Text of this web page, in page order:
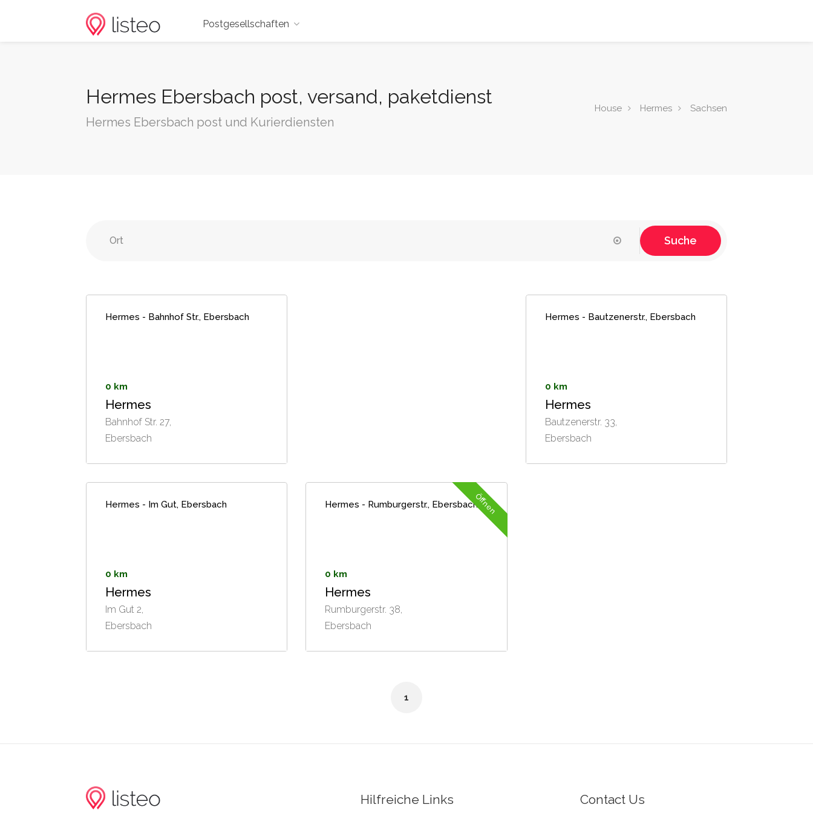
Postgesellschaften
Hermes Ebersbach post, versand, paketdienst
Hermes Ebersbach post und Kurierdiensten
House Hermes Sachsen
Suche
Hermes - Bahnhof Str., Ebersbach
0 km
Hermes
Bahnhof Str. 27,
Ebersbach
Hermes - Bautzenerstr., Ebersbach
0 km
Hermes
Bautzenerstr. 33,
Ebersbach
Hermes - Im Gut, Ebersbach
0 km
Hermes
Im Gut 2,
Ebersbach
Hermes - Rumburgerstr., EbersbachÖffnen
0 km
Hermes
Rumburgerstr. 38,
Ebersbach
1
Hilfreiche Links Contact Us